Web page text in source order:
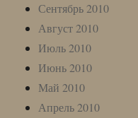
Сентябрь 2010
Август 2010
Июль 2010
Июнь 2010
Май 2010
Апрель 2010